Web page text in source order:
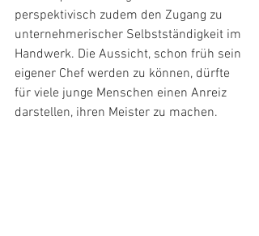
perspektivisch zudem den Zugang zu
unternehmerischer Selbstständigkeit im
Handwerk. Die Aussicht, schon früh sein
eigener Chef werden zu können, dürfte
für viele junge Menschen einen Anreiz
darstellen, ihren Meister zu machen.